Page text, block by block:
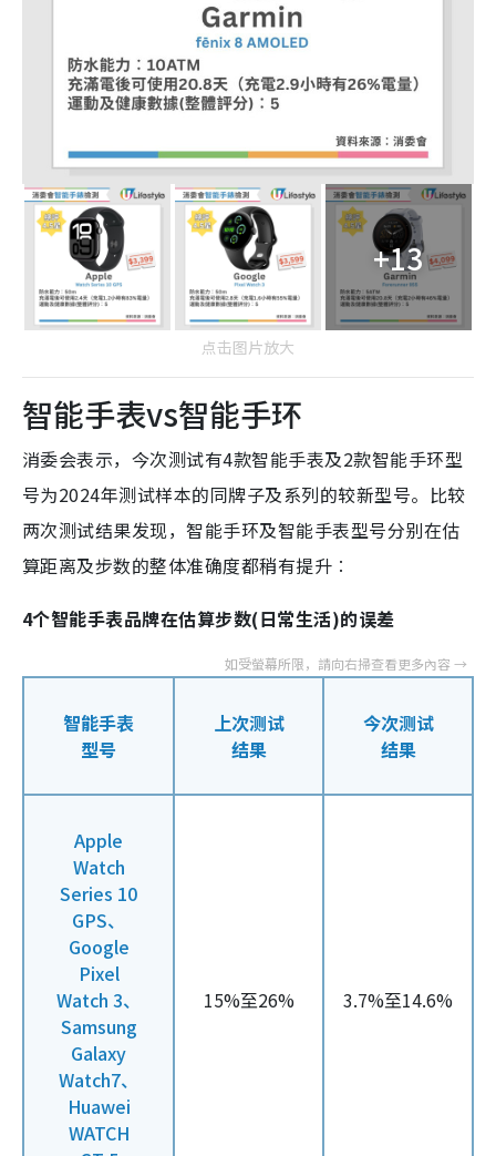
+13
点击图片放大
智能手表vs智能手环
消委会表示，今次测试有4款智能手表及2款智能手环型
号为2024年测试样本的同牌子及系列的较新型号。比较
两次测试结果发现，智能手环及智能手表型号分别在估
算距离及步数的整体准确度都稍有提升︰
4个智能手表品牌在估算步数(日常生活)的误差
智能手表
型号
上次测试
结果
今次测试
结果
Apple
Watch
Series 10
GPS、
Google
Pixel
Watch 3、
Samsung
Galaxy
Watch7、
Huawei
WATCH
15%至26% 3.7%至14.6%